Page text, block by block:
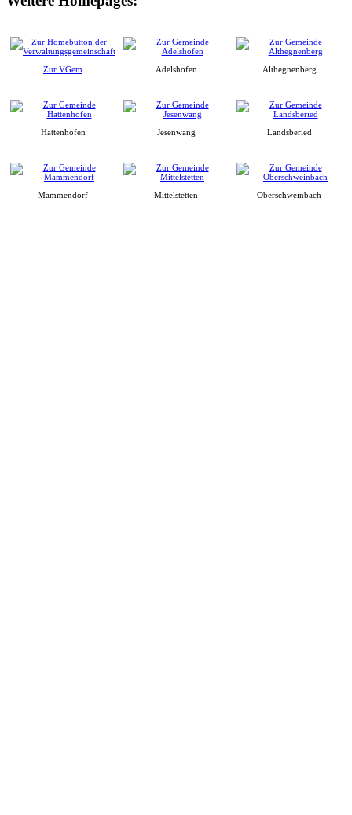
Zur VGem Adelshofen Althegnenberg
Hattenhofen Jesenwang Landsberied
Mammendorf Mittelstetten Oberschweinbach